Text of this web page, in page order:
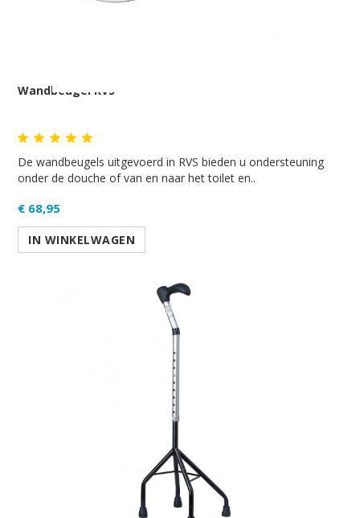
Wandbeugel RVS
De wandbeugels uitgevoerd in RVS bieden u ondersteuning
onder de douche of van en naar het toilet en..
€ 68,95
IN WINKELWAGEN